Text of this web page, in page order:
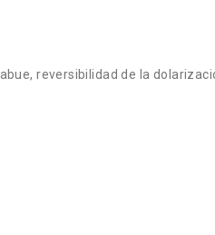
,reversibilidad de la